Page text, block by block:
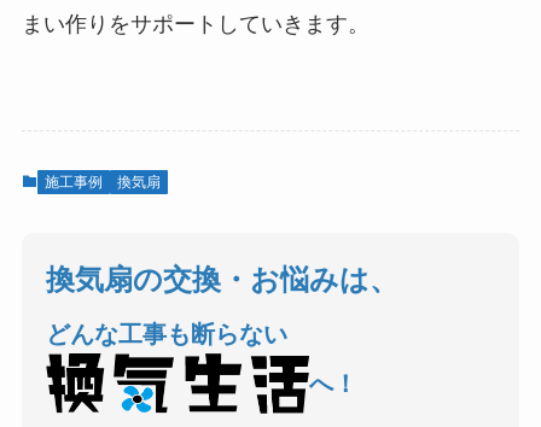
まい作りをサポートしていきます。
施工事例 換気扇
換気扇の交換・お悩みは、
どんな工事も断らない
へ！